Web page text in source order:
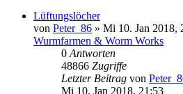
Lüftungslöcher
von Peter_86 » Mi 10. Jan 2018,
Wurmfarmen & Worm Works
0 Antworten
48866 Zugriffe
Letzter Beitrag von
Mi 10. Jan 2018, 21:53